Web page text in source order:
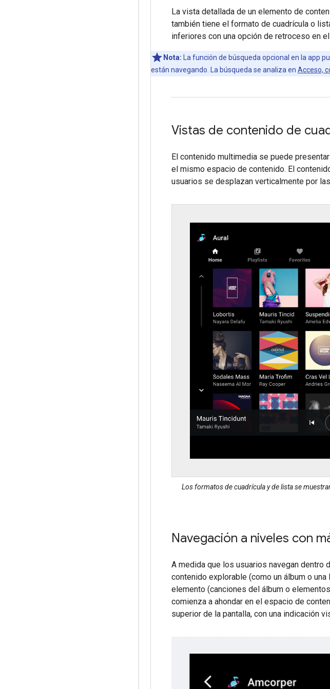
La vista detallada de un elemento de
también tiene el formato de cuadrícula o
inferiores con una opción de retroceso en
Nota: La función de búsqueda opcional en la app
están navegando. La búsqueda se analiza en Acceso,
Vistas de contenido de
El contenido multimedia se puede
el mismo espacio de contenido. El
usuarios se desplazan verticalmente por
Los formatos de cuadrícula y de lista se
Navegación a niveles con
A medida que los usuarios navegan dentro
contenido explorable (como un álbum o
elemento (canciones del álbum o
comienza a ahondar en el espacio de
superior de la pantalla, con una indicación